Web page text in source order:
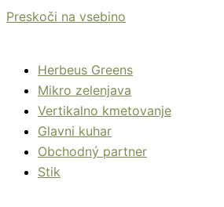
Preskoči na vsebino
Herbeus Greens
Mikro zelenjava
Vertikalno kmetovanje
Glavni kuhar
Obchodný partner
Stik